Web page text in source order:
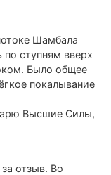
Шамбала
по ступням вверх
Было общее
покалывание
Высшие Силы,
отзыв. Во